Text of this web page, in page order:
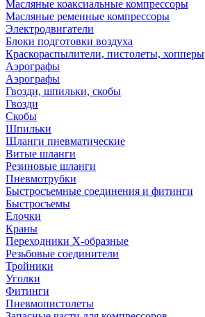
Масляные коаксиальные компрессоры
Масляные ременные компрессоры
Электродвигатели
Блоки подготовки воздуха
Краскораспылители, пистолеты, хопперы
Аэрографы
Аэрографы
Гвозди, шпильки, скобы
Гвозди
Скобы
Шпильки
Шланги пневматические
Витые шланги
Резиновые шланги
Пневмотрубки
Быстросъемные соединения и фитинги
Быстросъемы
Елочки
Краны
Переходники Х-образные
Резьбовые соединители
Тройники
Уголки
Фитинги
Пневмопистолеты